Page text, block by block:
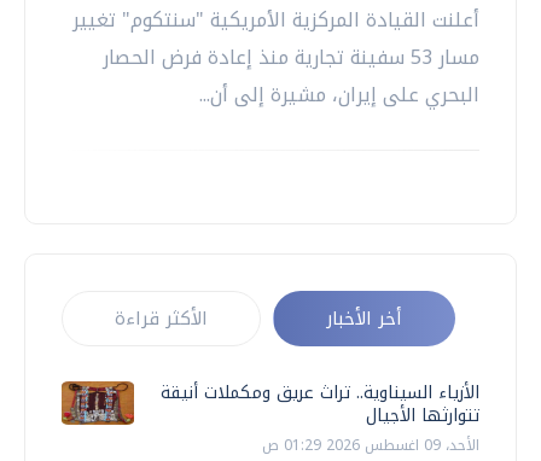
أعلنت القيادة المركزية الأمريكية "سنتكوم" تغيير
مسار 53 سفينة تجارية منذ إعادة فرض الحصار
البحري على إيران، مشيرة إلى أن...
أخر الأخبار الأكثر قراءة
الأزياء السيناوية.. تراث عريق ومكملات أنيقة
تتوارثها الأجيال
الأحد، 09 اغسطس 2026 01:29 ص